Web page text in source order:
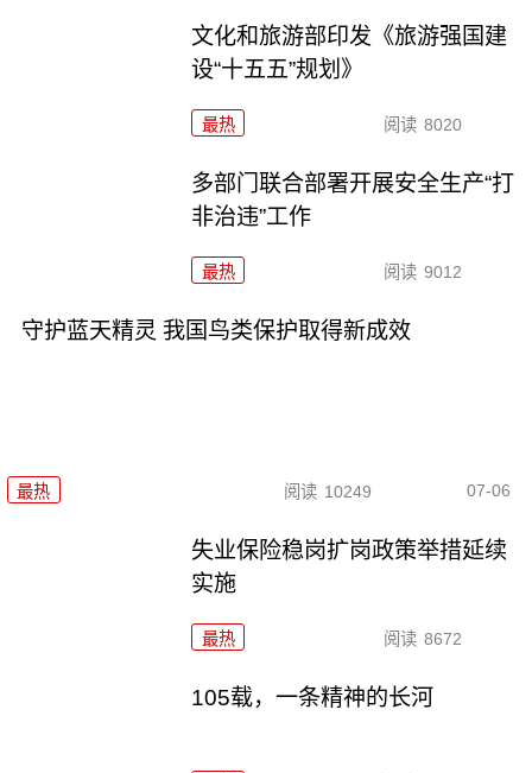
文化和旅游部印发《旅游强国建
设“十五五”规划》
最热 阅读 8020
多部门联合部署开展安全生产“打
非治违”工作
最热 阅读 9012
守护蓝天精灵 我国鸟类保护取得新成效
最热 阅读 10249 07-06
失业保险稳岗扩岗政策举措延续
实施
最热 阅读 8672
105载，一条精神的长河